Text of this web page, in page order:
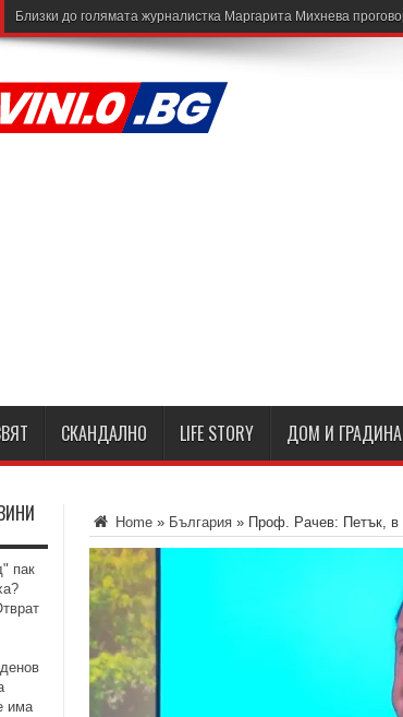
Близки до голямата журналистка Маргарита Михнева
СКАНДАЛНО LIFE STORY ДОМ И ГРАДИНА
Home » България » Проф. Рачев: Петък, в
пак
има